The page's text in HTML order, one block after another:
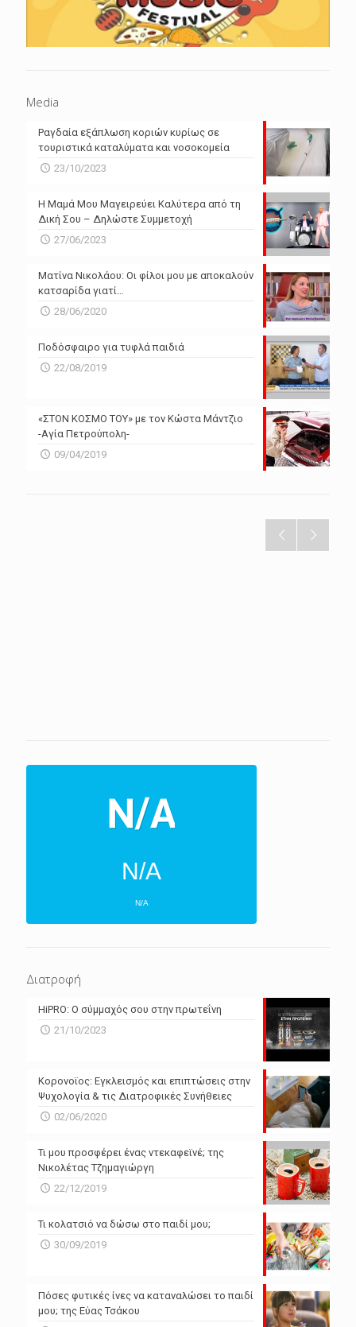
Media
Ραγδαία εξάπλωση κοριών κυρίως σε
τουριστικά καταλύματα και νοσοκομεία
23/10/2023
Η Μαμά Μου Μαγειρεύει Καλύτερα από τη
Δική Σου – Δηλώστε Συμμετοχή
27/06/2023
Ματίνα Νικολάου: Οι φίλοι μου με αποκαλούν
κατσαρίδα γιατί…
28/06/2020
Ποδόσφαιρο για τυφλά παιδιά
22/08/2019
«ΣΤΟΝ ΚΟΣΜΟ ΤΟΥ» με τον Κώστα Μάντζιο
-Αγία Πετρούπολη-
09/04/2019
N/A
N/A
N/A
Powered by Forecast.io
Διατροφή
HiPRO: Ο σύμμαχός σου στην πρωτεΐνη
21/10/2023
Κορονοϊος: Εγκλεισμός και επιπτώσεις στην
Ψυχολογία & τις Διατροφικές Συνήθειες
02/06/2020
Τι μου προσφέρει ένας ντεκαφεϊνέ; της
Νικολέτας Τζημαγιώργη
22/12/2019
Τι κολατσιό να δώσω στο παιδί μου;
30/09/2019
Πόσες φυτικές ίνες να καταναλώσει το παιδί
μου; της Εύας Τσάκου